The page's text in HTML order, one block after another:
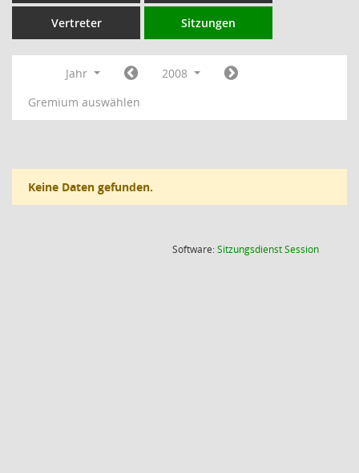
Vertreter Sitzungen
Jahr
2008
Gremium auswählen
Keine Daten gefunden.
Software:SitzungsdienstSession(Wird in